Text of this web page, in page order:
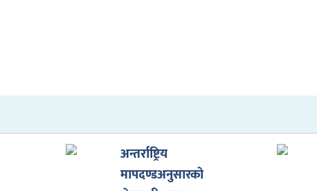
अन्तर्राष्ट्रिय
मापदण्डअनुसारको